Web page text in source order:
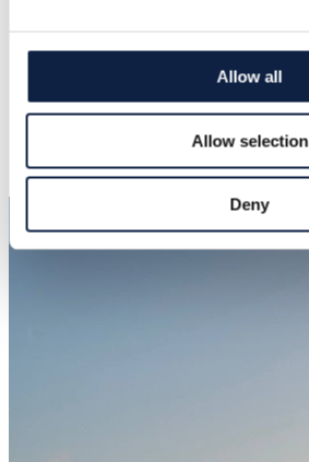
Allow all
Allow selection
Deny
Värvus
1.4.2026